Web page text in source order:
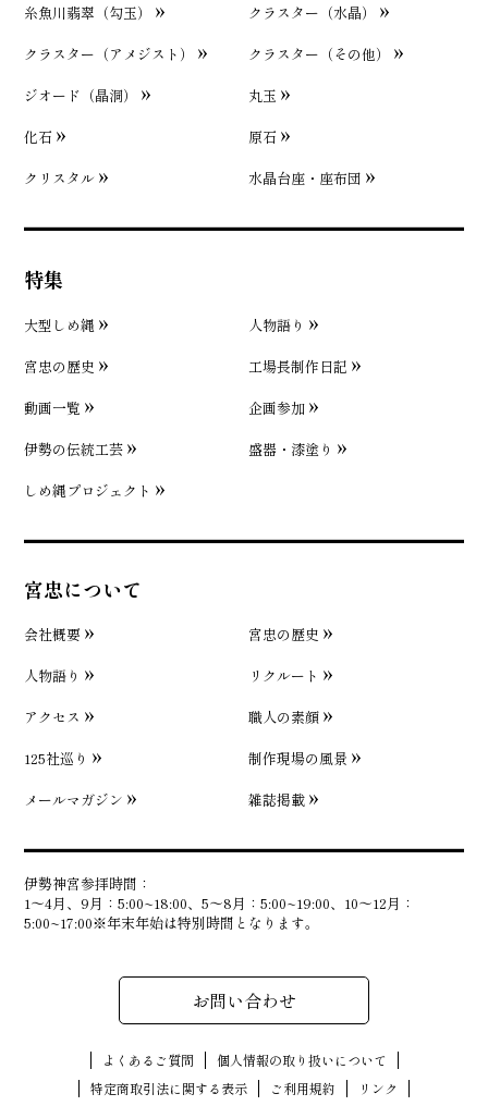
糸魚川翡翠（勾玉）
クラスター（水晶）
クラスター（アメジスト）
クラスター（その他）
ジオード（晶洞）
丸玉
化石
原石
クリスタル
水晶台座・座布団
特集
大型しめ縄
人物語り
宮忠の歴史
工場長制作日記
動画一覧
企画参加
伊勢の伝統工芸
盛器・漆塗り
しめ縄プロジェクト
宮忠について
会社概要
宮忠の歴史
人物語り
リクルート
アクセス
職人の素顔
125社巡り
制作現場の風景
メールマガジン
雑誌掲載
伊勢神宮参拝時間：
1〜4月、9月：5:00~18:00、5〜8月：5:00~19:00、10〜12月：
5:00~17:00※年末年始は特別時間となります。
お問い合わせ
よくあるご質問
個人情報の取り扱いについて
特定商取引法に関する表示
ご利用規約 リンク